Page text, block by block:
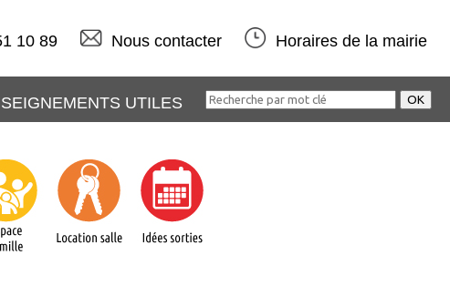
10 89 Nous contacter Horaires de la mairie
UTILES